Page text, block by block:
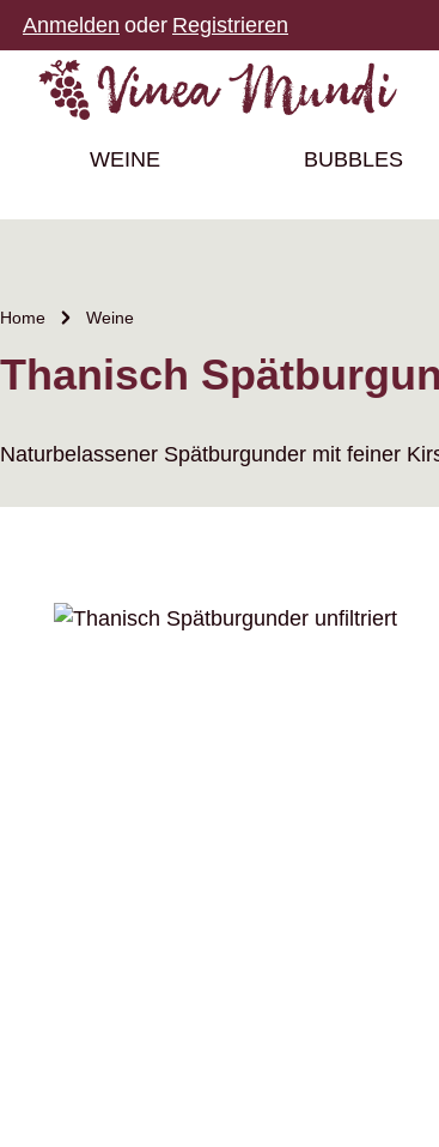
Hauptinhalt springen
Zur Suche springen
Zur Hauptnavigation springen
Anmelden oder Registrieren
WEINE BUBBLES
Home Weine
Thanisch
Naturbelassener Spätburgunder mit feiner
Bildergalerie überspringen